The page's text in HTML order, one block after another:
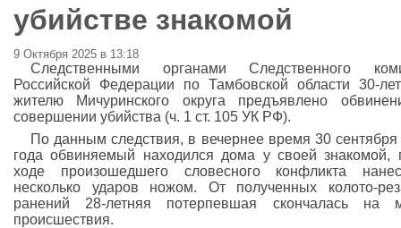
убийстве знакомой
9 Октября 2025 в 13:18
Следственными органами Следственного
Российской Федерации по Тамбовской области 30-
жителю Мичуринского округа предъявлено
совершении убийства (ч. 1 ст. 105 УК РФ).
По данным следствия, в вечернее время 30 сентября
года обвиняемый находился дома у своей знакомой,
ходе произошедшего словесного конфликта
несколько ударов ножом. От полученных колото-
ранений 28-летняя потерпевшая скончалась на
происшествия.